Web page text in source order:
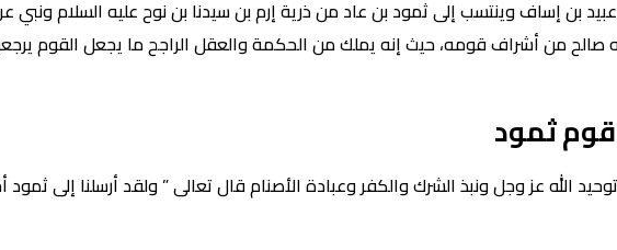
عبيد بن إساف وينتسب إلى ثمود بن عاد من ذرية إرم بن سيدنا بن نوح عليه السلام
صالح من أشراف قومه، حيث إنه يملك من الحكمة والعقل الراجح ما يجعل القوم
قوم ثمود
الله عز وجل ونبذ الشرك والكفر وعبادة الأصنام قال تعالى ” ولقد أرسلنا إلى ثمود